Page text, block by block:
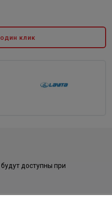
клик
доступны при